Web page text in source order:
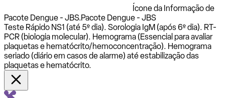
Ícone da Informação de
Pacote Dengue - JBS.Pacote Dengue - JBS
Teste Rápido NS1 (até 5º dia). Sorologia IgM (após 6º dia). RT-
PCR (biologia molecular). Hemograma (Essencial para avaliar
plaquetas e hematócrito/hemoconcentração). Hemograma
seriado (diário em casos de alarme) até estabilização das
plaquetas e hematócrito.